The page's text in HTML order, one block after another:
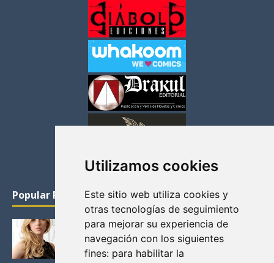
Utilizamos cookies
Este sitio web utiliza cookies y
otras tecnologías de seguimiento
para mejorar su experiencia de
navegación con los siguientes
fines: para habilitar la
Popular Posts
KATHERYN WINNICK: LA ACTRIZ MAS GUAPA DE
VIKINGOS
Junio 14, 2013